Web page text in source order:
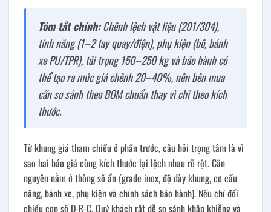
Tóm tắt chính:Chênh lệch vật liệu (201/304),
tính năng (1–2 tay quay/điện), phụ kiện (bô, bánh
xe PU/TPR), tải trọng 150–250 kg và bảo hành có
thể tạo ra mức giá chênh 20–40%, nên bên mua
cần so sánh theo BOM chuẩn thay vì chỉ theo kích
thước.
Từ khung giá tham chiếu ở phần trước, câu hỏi trọng tâm là vì
sao hai báo giá cùng kích thước lại lệch nhau rõ rệt. Căn
nguyên nằm ở thông số ẩn (grade inox, độ dày khung, cơ cấu
nâng, bánh xe, phụ kiện và chính sách bảo hành). Nếu chỉ đối
chiếu con số D-R-C, Quý khách rất dễ so sánh khập khiễng và